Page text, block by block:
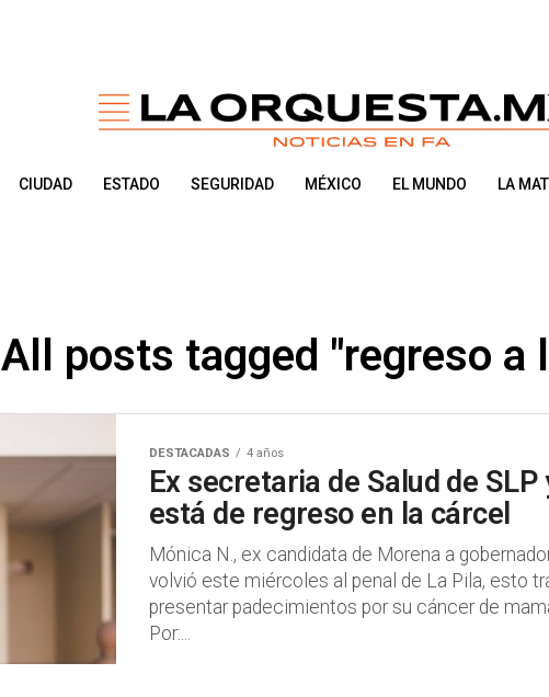
CIUDAD ESTADO SEGURIDAD MÉXICO EL MUNDO LA
All posts tagged "regreso a
DESTACADAS 4 años
Ex secretaria de Salud de SLP
está de regreso en la cárcel
Mónica N., ex candidata de Morena a
volvió este miércoles al penal de La Pila, esto
presentar padecimientos por su cáncer de
Por:...